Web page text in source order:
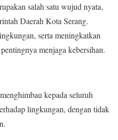
salah satu wujud nyata,
Daerah Kota Serang.
serta meningkatkan
menjaga kebersihan.
kepada seluruh
lingkungan, dengan tidak